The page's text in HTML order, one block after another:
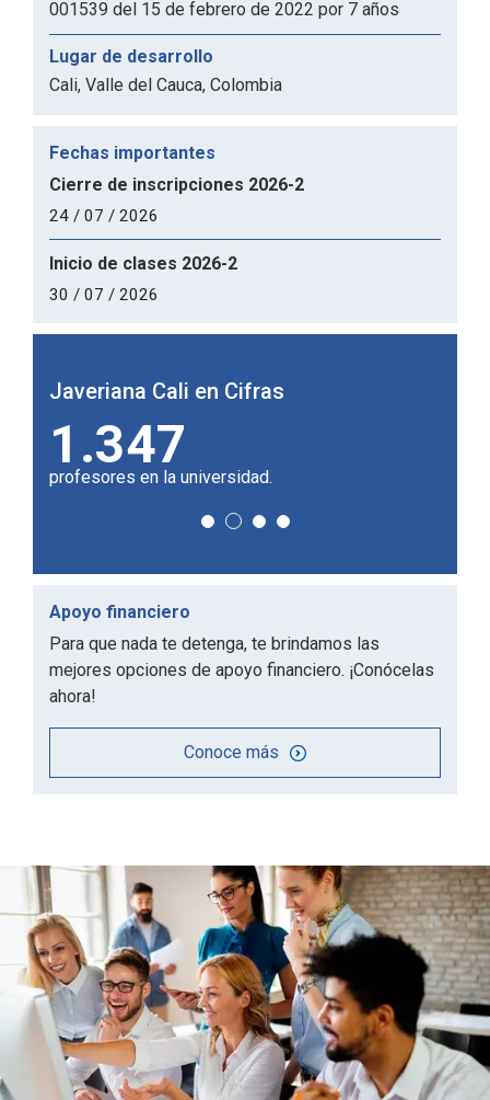
001539 del 15 de febrero de 2022 por 7 años
Lugar de desarrollo
Cali, Valle del Cauca, Colombia
Fechas importantes
Cierre de inscripciones 2026-2
24 / 07 / 2026
Inicio de clases 2026-2
30 / 07 / 2026
Javeriana Cali en Cifras
1.347
profesores en la universidad.
Apoyo financiero
Para que nada te detenga, te brindamos las
mejores opciones de apoyo financiero. ¡Conócelas
ahora!
Conoce más